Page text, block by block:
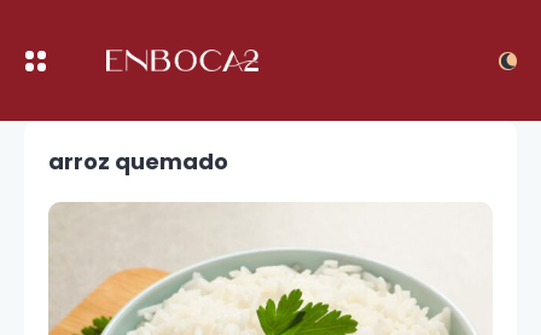
arroz quemado